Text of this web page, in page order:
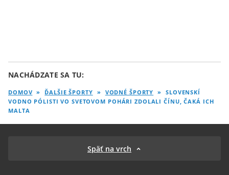
NACHÁDZATE SA TU:
DOMOV » ĎALŠIE ŠPORTY » VODNÉ ŠPORTY »
SLOVENSKÍ
VODNO PÓLISTI VO SVETOVOM POHÁRI ZDOLALI ČÍNU, ČAKÁ ICH
MALTA
Späť na vrch